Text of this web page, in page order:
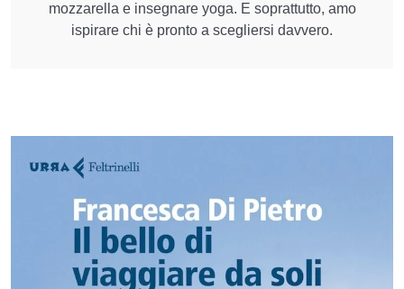
mozzarella e insegnare yoga. E soprattutto, amo
ispirare chi è pronto a scegliersi davvero.